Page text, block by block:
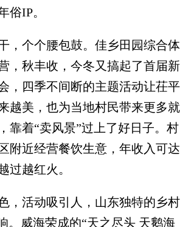
俗IP。
个个腰包鼓。佳乡田园综合体
，秋丰收，今冬又搞起了首届新
，四季不间断的主题活动让茌平
越美，也为当地村民带来更多就
靠着“卖风景”过上了好日子。村
附近经营餐饮生意，年收入可达
过越红火。
活动吸引人，山东独特的乡村
。威海荣成的“天之尽头 天鹅海